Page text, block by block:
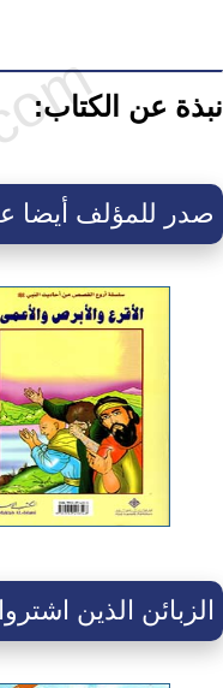
نبذة عن الكتاب:
صدر للمؤلف أيضا
الزبائن الذين